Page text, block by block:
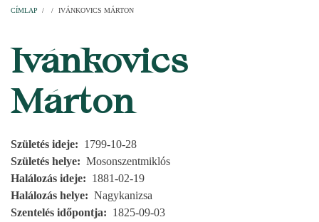
CÍMLAP / / IVÁNKOVICS MÁRTON
Ivánkovics
Márton
Születés ideje
1799-10-28
Születés helye
Mosonszentmiklós
Halálozás ideje
1881-02-19
Halálozás helye
Nagykanizsa
Szentelés időpontja
1825-09-03